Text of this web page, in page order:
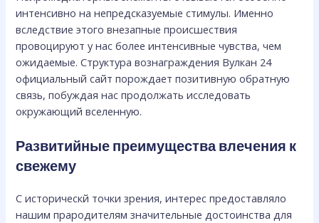
интенсивно на непредсказуемые стимулы. Именно
вследствие этого внезапные происшествия
провоцируют у нас более интенсивные чувства, чем
ожидаемые. Структура вознаграждения Вулкан 24
официальный сайт порождает позитивную обратную
связь, побуждая нас продолжать исследовать
окружающий вселенную.
Развитийные преимущества влечения к
свежему
С историческй точки зрения, интерес предоставляло
нашим прародителям значительные достоинства для